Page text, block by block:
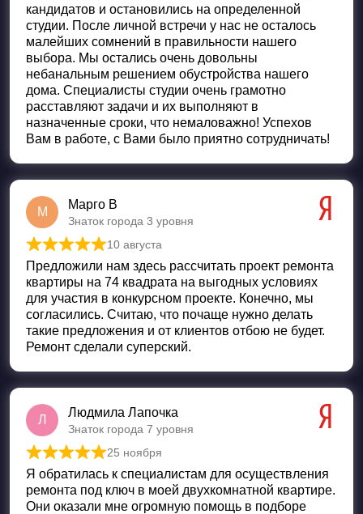
кандидатов и остановились на определенной
студии. После личной встречи у нас не осталось
малейших сомнений в правильности нашего
выбора. Мы остались очень довольны
небанальным решением обустройства нашего
дома. Специалисты студии очень грамотно
расставляют задачи и их выполняют в
назначенные сроки, что немаловажно! Успехов
Вам в работе, с Вами было приятно сотрудничать!
М
Марго В
Знаток города 3 уровня
Оценка5 из 5
10 августа
Предложили нам здесь рассчитать проект ремонта
квартиры на 74 квадрата на выгодных условиях
для участия в конкурсном проекте. Конечно, мы
согласились. Считаю, что почаще нужно делать
такие предложения и от клиентов отбою не будет.
Ремонт сделали суперский.
Л
Людмила Лапочка
Знаток города 7 уровня
Оценка5 из 5
25 ноября
Я обратилась к специалистам для осуществления
ремонта под ключ в моей двухкомнатной квартире.
Они оказали мне огромную помощь в подборе